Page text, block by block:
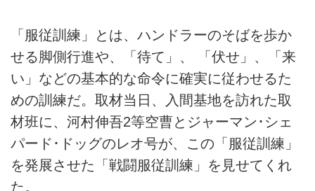
「服従訓練」とは、ハンドラーのそばを歩か
せる脚側行進や、「待て」、 「伏せ」、「来
い」などの基本的な命令に確実に従わせるた
めの訓練だ。取材当日、入間基地を訪れた取
材班に、河村伸吾2等空曹とジャーマン･シェ
パード･ドッグのレオ号が、この「服従訓練」
を発展させた「戦闘服従訓練」を見せてくれ
た。